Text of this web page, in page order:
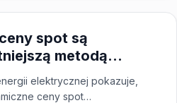
spot są
metodą
pojazdów
w 2025
elektrycznej pokazuje,
ceny spot